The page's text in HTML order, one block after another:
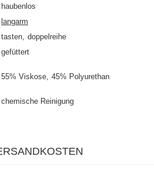
haubenlos
langarm
tasten doppelreihe
gefüttert
55% Viskose 45% Polyurethan
chemische Reinigung